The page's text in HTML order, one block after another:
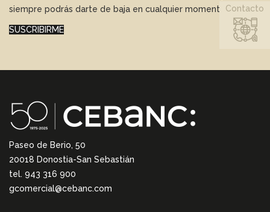
siempre podrás darte de baja en cualquier momento.
SUSCRIBIRME
Paseo de Berio, 50
20018 Donostia-San Sebastián
tel. 943 316 900
gcomercial@cebanc.com
Contacto